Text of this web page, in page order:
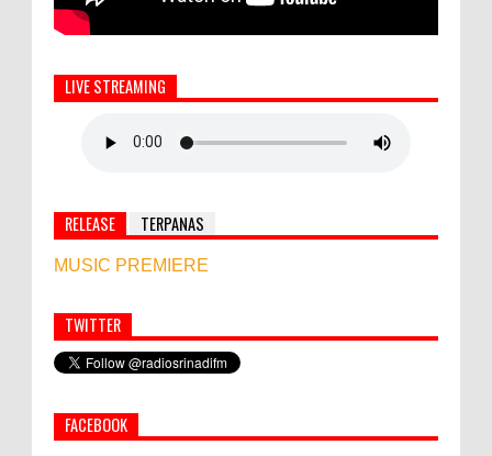
LIVE STREAMING
RELEASE TERPANAS
MUSIC PREMIERE
Simbol Persahabatan, RI Bangun Islamic Centre di
Afghanistan
PEMKAB KLUNGKUNG GELAR PASAR
TWITTER
FACEBOOK